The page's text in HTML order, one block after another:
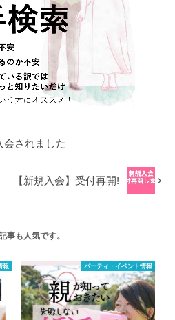
会されました
【新規入会】受付再開!
事も人気です。
報 パーティ・イベント情報